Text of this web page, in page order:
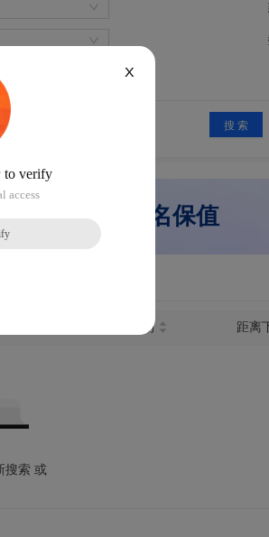
限
搜 索
网站，帮您域名保值
距离到期 距离
搜索 或
X